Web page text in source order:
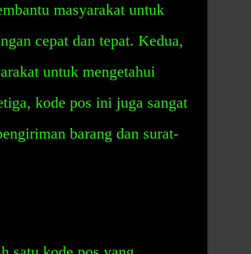
masyarakat untuk
cepat dan tepat. Kedua,
untuk mengetahui
kode pos ini juga sangat
barang dan surat-